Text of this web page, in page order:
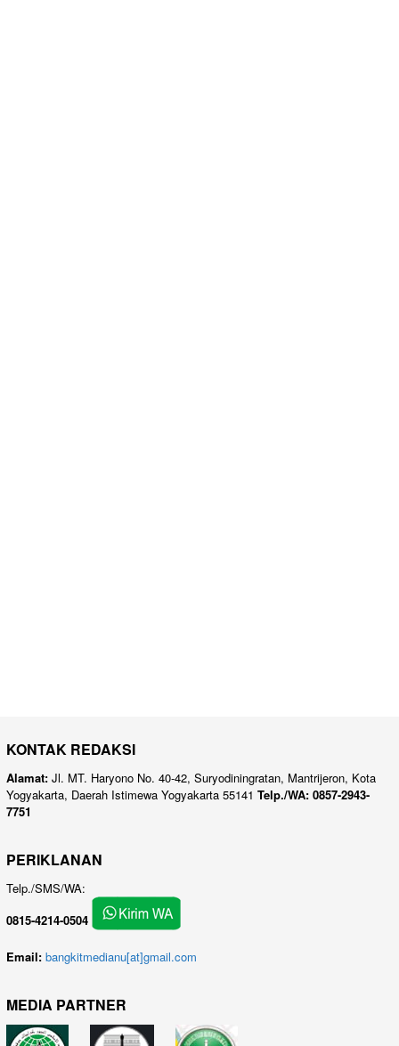
KONTAK REDAKSI
Alamat: Jl. MT. Haryono No. 40-42, Suryodiningratan, Mantrijeron, Kota
Yogyakarta, Daerah Istimewa Yogyakarta 55141 Telp./WA: 0857-2943-
7751
PERIKLANAN
Telp./SMS/WA:
0815-4214-0504
Email: bangkitmedianu[at]gmail.com
MEDIA PARTNER